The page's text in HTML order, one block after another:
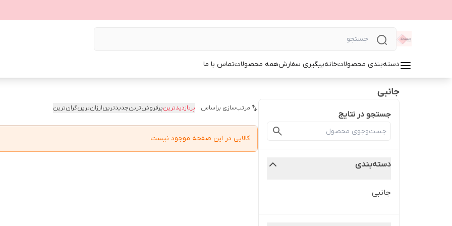
دسته‌بندی محصولاتخانهپیگیری سفارشهمه محصولاتتماس با ما
جانبی
جستجو در نتایج
دسته‌بندی
جانبی
مرتب‌سازی براساس: پربازدیدترینپرفروش‌ترینجدیدترینارزان‌ترینگران‌ترین
کالایی در این صفحه موجود نیست